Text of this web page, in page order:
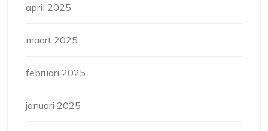
april 2025
maart 2025
februari 2025
januari 2025